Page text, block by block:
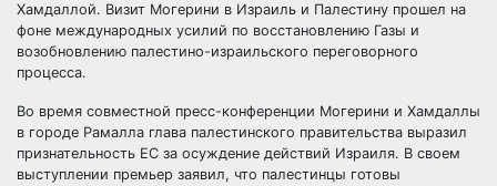
Хамдаллой. Визит Могерини в Израиль и Палестину прошел на
фоне международных усилий по восстановлению Газы и
возобновлению палестино-израильского переговорного
процесса.
Во время совместной пресс-конференции Могерини и Хамдаллы
в городе Рамалла глава палестинского правительства выразил
признательность ЕС за осуждение действий Израиля. В своем
выступлении премьер заявил, что палестинцы готовы